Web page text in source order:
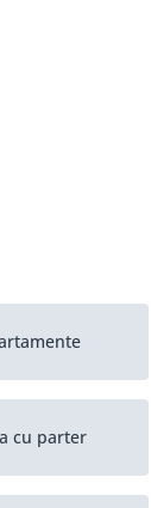
cu parter